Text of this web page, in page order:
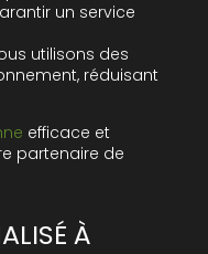
un service
utilisons des
réduisant
efficace et
partenaire de
À